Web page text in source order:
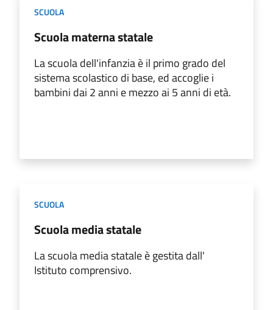
SCUOLA
Scuola materna statale
La scuola dell'infanzia è il primo grado del
sistema scolastico di base, ed accoglie i
bambini dai 2 anni e mezzo ai 5 anni di età.
SCUOLA
Scuola media statale
La scuola media statale è gestita dall'
Istituto comprensivo.